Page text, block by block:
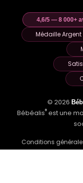
4,6/5 — 8 000+
Médaille
© 2026
Bébéalis® est une
Conditions